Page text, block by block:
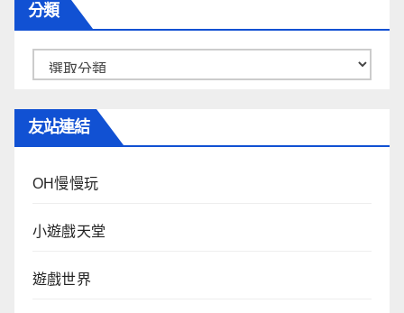
分類
友站連結
OH慢慢玩
小遊戲天堂
遊戲世界